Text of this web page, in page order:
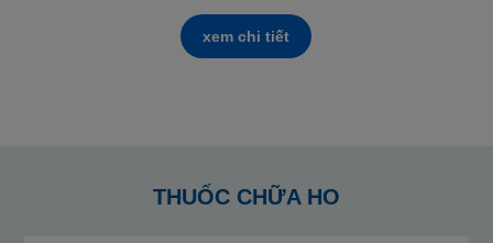
xem chi tiết
THUỐC CHỮA HO